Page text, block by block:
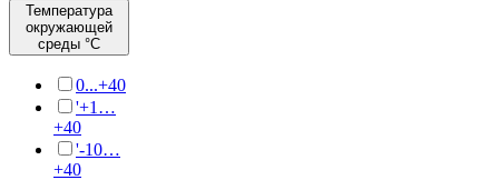
Температура
окружающей
среды °C
0...+40
'+1…
+40
'-10…
+40